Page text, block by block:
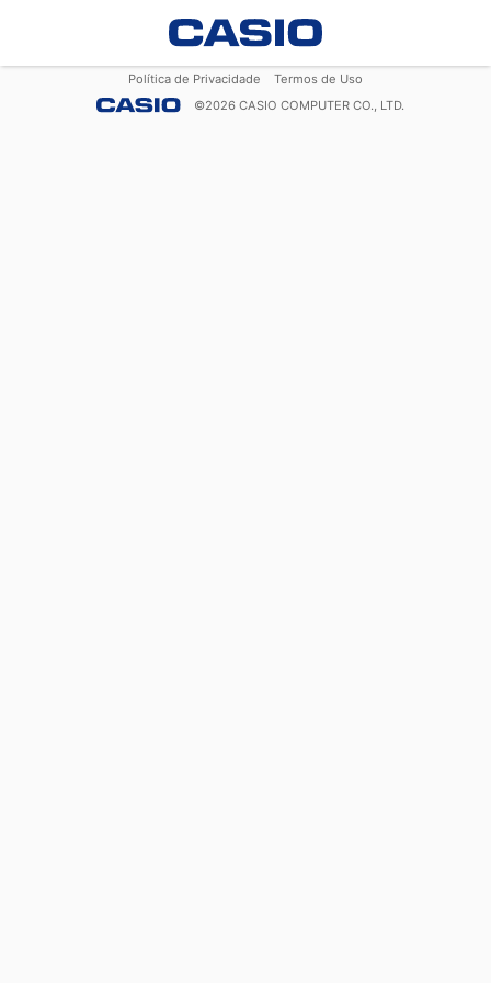
Política de Privacidade
Termos de Uso
©2026 CASIO COMPUTER CO., LTD.